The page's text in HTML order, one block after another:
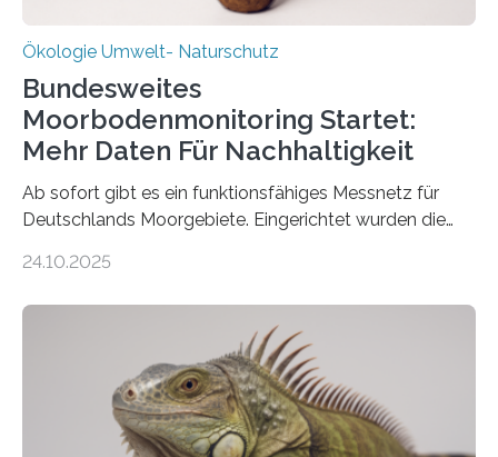
Ökologie Umwelt- Naturschutz
Bundesweites
Moorbodenmonitoring Startet:
Mehr Daten Für Nachhaltigkeit
Ab sofort gibt es ein funktionsfähiges Messnetz für
Deutschlands Moorgebiete. Eingerichtet wurden die
vergangenen fünf Jahren von Wissenschaftlerinnen
heutigen Donnerstag übergeben sie ihren Bericht zur
Aufbauphase an den Auftraggeber, das
Bundesministerium für Landwirtschaft, Ernährung und
Heimat. Braunschweig/Eberswalde (23. Oktober 2025).
Ein Netz aus 155 Messstationen spannt sich neuerdings
24.10.2025